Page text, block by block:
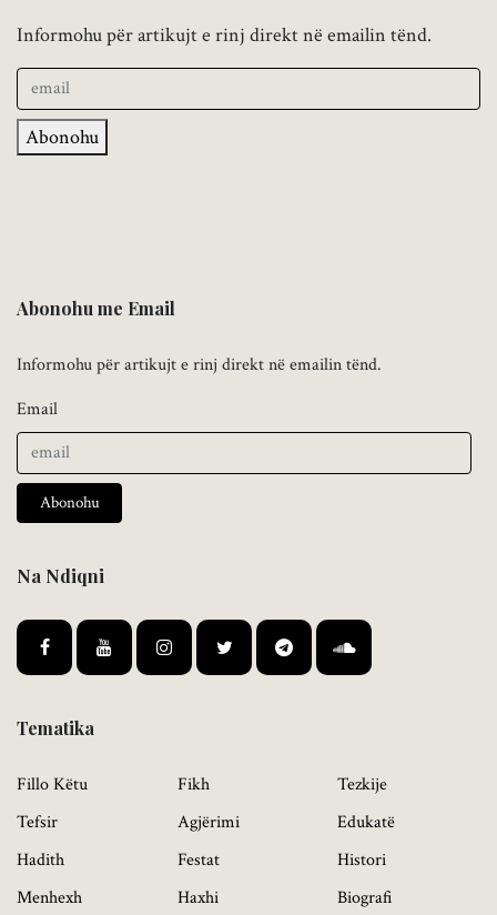
Informohu për artikujt e rinj direkt në emailin tënd.
Abonohu
Abonohu me Email
Informohu për artikujt e rinj direkt në emailin tënd.
Email
Abonohu
Na Ndiqni
Tematika
Fillo Këtu
Tefsir
Hadith
Menhexh
Fikh
Agjërimi
Festat
Haxhi
Tezkije
Edukatë
Histori
Biografi